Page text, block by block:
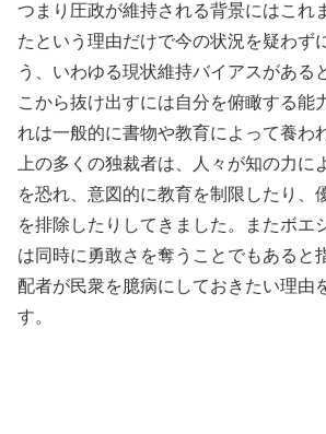
つまり圧政が維持される背景にはこれ
たという理由だけで今の状況を疑わず
う、いわゆる現状維持バイアスがある
こから抜け出すには自分を俯瞰する能
れは一般的に書物や教育によって養わ
上の多くの独裁者は、人々が知の力に
を恐れ、意図的に教育を制限したり、
を排除したりしてきました。またボエ
は同時に勇敢さを奪うことでもあると
配者が民衆を臆病にしておきたい理由
す。